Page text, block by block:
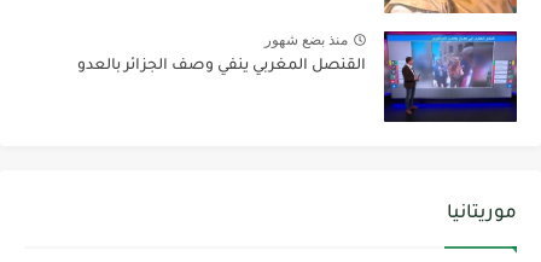
منذ بضع شهور
القنصل المغربي ينفي وصف الجزائر بالعدو
موريتانيا